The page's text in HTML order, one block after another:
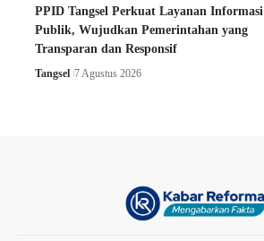
PPID Tangsel Perkuat Layanan Informasi
Publik, Wujudkan Pemerintahan yang
Transparan dan Responsif
Tangsel 7 Agustus 2026